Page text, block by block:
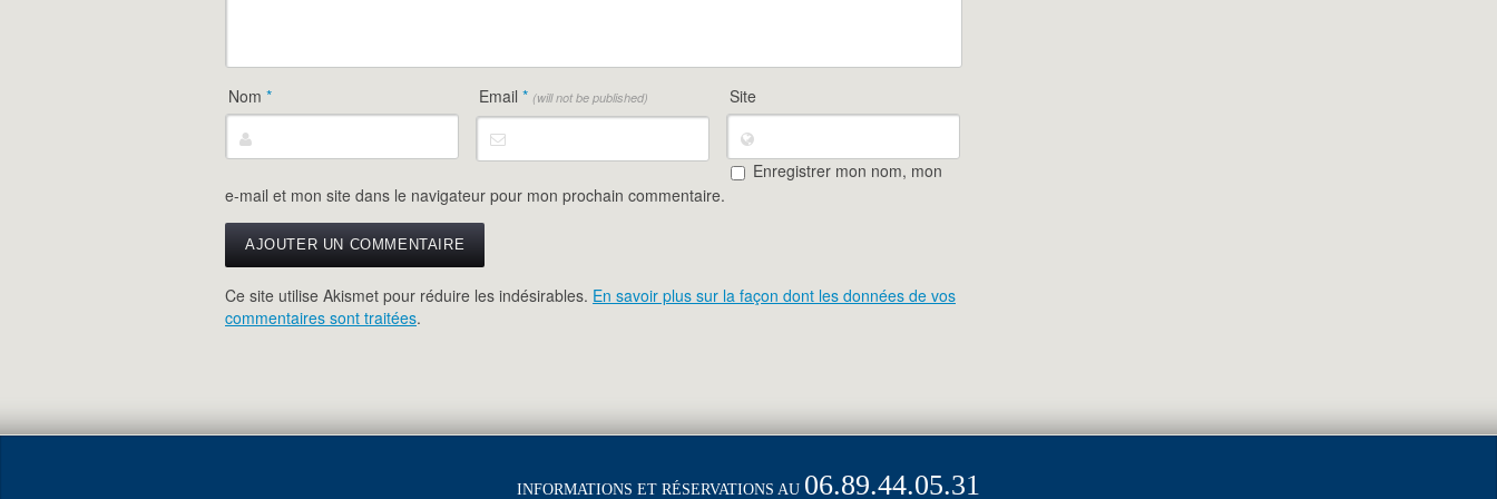
Nom * Email * (will not be published) Site
Enregistrer mon nom, mon
e-mail et mon site dans le navigateur pour mon prochain commentaire.
Ce site utilise Akismet pour réduire les indésirables. En savoir plus sur la façon dont les données de vos
commentaires sont traitées.
INFORMATIONS ET RÉSERVATIONS AU 06.89.44.05.31